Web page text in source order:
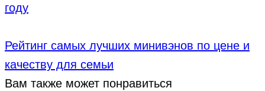
году
Рейтинг самых лучших минивэнов по цене и
качеству для семьи
Вам также может понравиться